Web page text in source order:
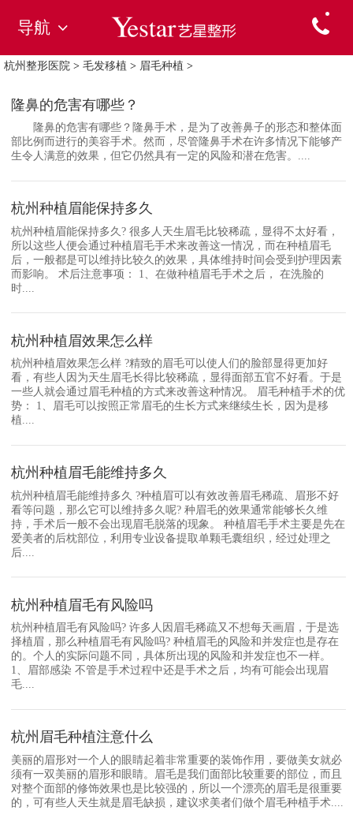
导航
杭州整形医院 > 毛发移植 > 眉毛种植 >
隆鼻的危害有哪些？
隆鼻的危害有哪些？隆鼻手术，是为了改善鼻子的形态和整体面
部比例而进行的美容手术。然而，尽管隆鼻手术在许多情况下能够产
生令人满意的效果，但它仍然具有一定的风险和潜在危害。....
杭州种植眉能保持多久
杭州种植眉能保持多久? 很多人天生眉毛比较稀疏，显得不太好看，
所以这些人便会通过种植眉毛手术来改善这一情况，而在种植眉毛
后，一般都是可以维持比较久的效果，具体维持时间会受到护理因素
而影响。 术后注意事项： 1、在做种植眉毛手术之后， 在洗脸的
时....
杭州种植眉效果怎么样
杭州种植眉效果怎么样 ?精致的眉毛可以使人们的脸部显得更加好
看，有些人因为天生眉毛长得比较稀疏，显得面部五官不好看。于是
一些人就会通过眉毛种植的方式来改善这种情况。 眉毛种植手术的优
势： 1、眉毛可以按照正常眉毛的生长方式来继续生长，因为是移
植....
杭州种植眉毛能维持多久
杭州种植眉毛能维持多久 ?种植眉可以有效改善眉毛稀疏、眉形不好
看等问题，那么它可以维持多久呢? 种眉毛的效果通常能够长久维
持，手术后一般不会出现眉毛脱落的现象。 种植眉毛手术主要是先在
爱美者的后枕部位，利用专业设备提取单颗毛囊组织，经过处理之
后....
杭州种植眉毛有风险吗
杭州种植眉毛有风险吗? 许多人因眉毛稀疏又不想每天画眉，于是选
择植眉，那么种植眉毛有风险吗? 种植眉毛的风险和并发症也是存在
的。个人的实际问题不同，具体所出现的风险和并发症也不一样。
1、眉部感染 不管是手术过程中还是手术之后，均有可能会出现眉
毛....
杭州眉毛种植注意什么
美丽的眉形对一个人的眼睛起着非常重要的装饰作用，要做美女就必
须有一双美丽的眉形和眼睛。眉毛是我们面部比较重要的部位，而且
对整个面部的修饰效果也是比较强的，所以一个漂亮的眉毛是很重要
的，可有些人天生就是眉毛缺损，建议求美者们做个眉毛种植手术....